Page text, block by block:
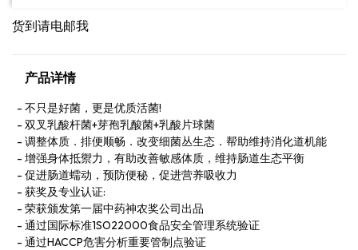
货到请电邮我
产品详情
不只是好菌，更是优质活菌!
双叉乳酸杆菌+芽孢乳酸菌+乳酸片球菌
调整体质．排便顺畅．改变细菌丛生态．帮助维持消化道机能
增强身体抵禦力，有助改善敏感体质，维持肠道生态平衡
促进肠道蠕动，预防便秘，促进营养吸收力
获奖及专业认证:
荣获颁发第一届中药神农奖公司出品
通过国际标准1SO22000食品安全管理系统验证
通过HACCP危害分析重要管制点验证